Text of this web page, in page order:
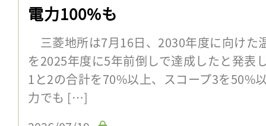
電力100%も
三菱地所は7月16日、2030年度に向けた
を2025年度に5年前倒しで達成したと発表
1と2の合計を70%以上、スコープ3を
力でも […]